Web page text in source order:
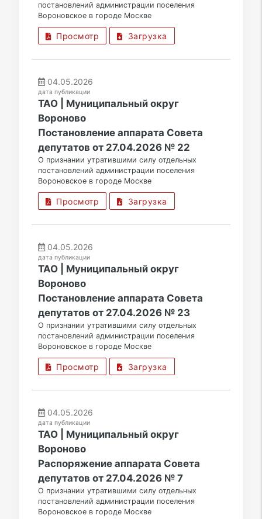
постановлений администрации поселения
Вороновское в городе Москве
Просмотр Загрузка
04.05.2026
дата публикации
ТАО | Муниципальный округ
Вороново
Постановление аппарата Совета
депутатов от 27.04.2026 № 22
О признании утратившими силу отдельных
постановлений администрации поселения
Вороновское в городе Москве
Просмотр Загрузка
04.05.2026
дата публикации
ТАО | Муниципальный округ
Вороново
Постановление аппарата Совета
депутатов от 27.04.2026 № 23
О признании утратившими силу отдельных
постановлений администрации поселения
Вороновское в городе Москве
Просмотр Загрузка
04.05.2026
дата публикации
ТАО | Муниципальный округ
Вороново
Распоряжение аппарата Совета
депутатов от 27.04.2026 № 7
О признании утратившими силу отдельных
постановлений администрации поселения
Вороновское в городе Москве